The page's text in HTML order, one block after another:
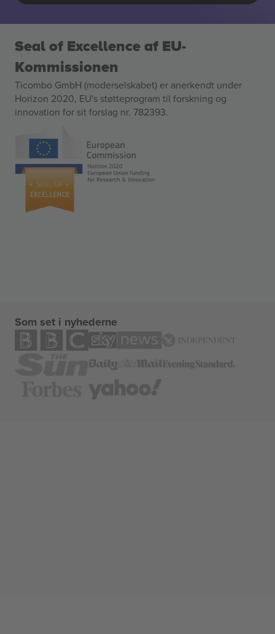
Seal of Excellence af EU-
Kommissionen
Ticombo GmbH (moderselskabet) er anerkendt under
Horizon 2020, EU's støtteprogram til forskning og
innovation for sit forslag nr. 782393.
Som set i nyhederne